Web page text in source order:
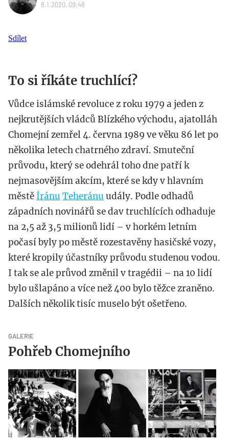
8.1.2020, 09:48
Sdílet
To si říkáte truchlící?
Vůdce islámské revoluce z roku 1979 a jeden z
nejkrutějších vládců Blízkého východu, ajatolláh
Chomejní zemřel 4. června 1989 ve věku 86 let po
několika letech chatrného zdraví. Smuteční
průvodu, který se odehrál toho dne patří k
nejmasovějším akcím, které se kdy v hlavním
městě ÍránuTeheránuudály. Podle odhadů
západních novinářů se dav truchlících odhaduje
na 2,5 až 3,5 milionů lidí – v horkém letním
počasí byly po městě rozestavěny hasičské vozy,
které kropily účastníky průvodu studenou vodou.
I tak se ale průvod změnil v tragédii – na 10 lidí
bylo ušlapáno a více než 400 bylo těžce zraněno.
Dalších několik tisíc muselo být ošetřeno.
GALERIE
Pohřeb Chomejního